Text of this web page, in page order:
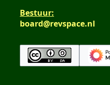
n
g
t
i
g
Bestuur:
board@revspace.nl